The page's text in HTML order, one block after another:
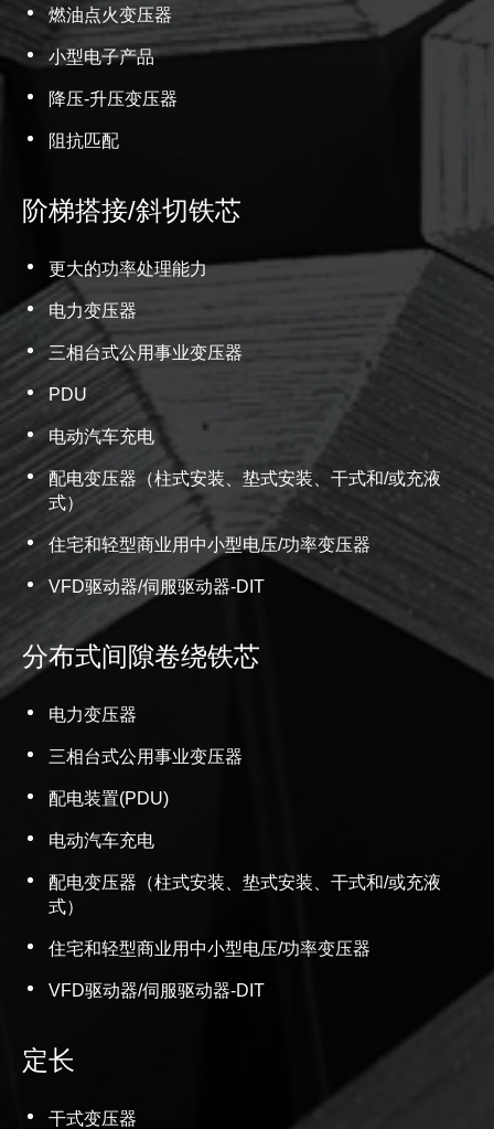
燃油点火变压器
小型电子产品
降压-升压变压器
阻抗匹配
阶梯搭接/斜切铁芯
更大的功率处理能力
电力变压器
三相台式公用事业变压器
PDU
电动汽车充电
配电变压器（柱式安装、垫式安装、干式和/或充液
式）
住宅和轻型商业用中小型电压/功率变压器
VFD驱动器/伺服驱动器-DIT
分布式间隙卷绕铁芯
电力变压器
三相台式公用事业变压器
配电装置(PDU)
电动汽车充电
配电变压器（柱式安装、垫式安装、干式和/或充液
式）
住宅和轻型商业用中小型电压/功率变压器
VFD驱动器/伺服驱动器-DIT
定长
干式变压器